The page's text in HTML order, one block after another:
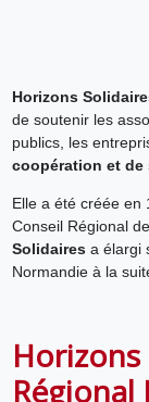
Horizons
de soutenir les
publics, les
coopération et
Elle a été créée en
Conseil Régional
Solidairesa élargi
Normandie à la
Horizons